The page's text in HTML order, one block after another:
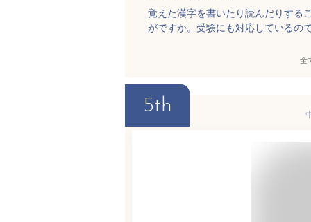
覚えた漢字を書いたり読んだりする
がですか。受験にも対応しているの
全
5th